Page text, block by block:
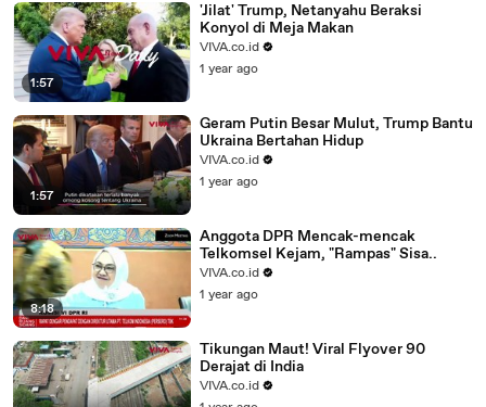
1:57
'Jilat' Trump, Netanyahu Beraksi
Konyol di Meja Makan
VIVA.co.id
1 year ago
1:57
Geram Putin Besar Mulut, Trump Bantu
Ukraina Bertahan Hidup
VIVA.co.id
1 year ago
8:18
Anggota DPR Mencak-mencak
Telkomsel Kejam, "Rampas" Sisa..
VIVA.co.id
1 year ago
Tikungan Maut! Viral Flyover 90
Derajat di India
VIVA.co.id